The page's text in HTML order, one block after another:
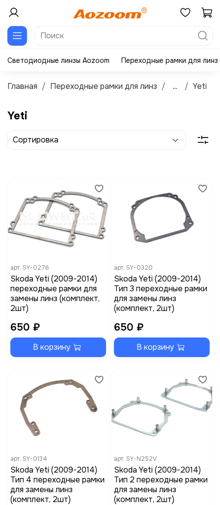
Светодиодные линзы Aozoom Переходные рамки для линз
Главная Переходные рамки для линз ... Yeti
Yeti
арт. SY-0276
Skoda Yeti (2009-2014)
переходные рамки для
замены линз (комплект,
2шт)
650 ₽
В корзину
арт. SY-0320
Skoda Yeti (2009-2014)
Тип 3 переходные рамки
для замены линз
(комплект, 2шт)
650 ₽
В корзину
арт. SY-0134
Skoda Yeti (2009-2014)
Тип 4 переходные рамки
для замены линз
(комплект, 2шт)
арт. SY-N252V
Skoda Yeti (2009-2014)
Тип 2 переходные рамки
для замены линз
(комплект, 2шт)